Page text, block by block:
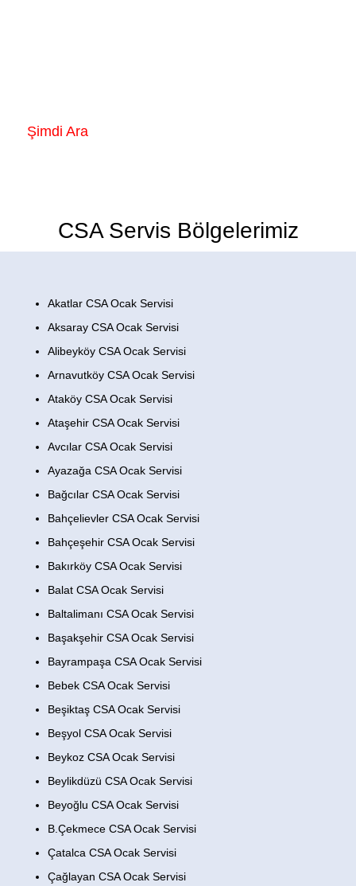
Şimdi Ara
CSA Servis Bölgelerimiz
Akatlar CSA Ocak Servisi
Aksaray CSA Ocak Servisi
Alibeyköy CSA Ocak Servisi
Arnavutköy CSA Ocak Servisi
Ataköy CSA Ocak Servisi
Ataşehir CSA Ocak Servisi
Avcılar CSA Ocak Servisi
Ayazağa CSA Ocak Servisi
Bağcılar CSA Ocak Servisi
Bahçelievler CSA Ocak Servisi
Bahçeşehir CSA Ocak Servisi
Bakırköy CSA Ocak Servisi
Balat CSA Ocak Servisi
Baltalimanı CSA Ocak Servisi
Başakşehir CSA Ocak Servisi
Bayrampaşa CSA Ocak Servisi
Bebek CSA Ocak Servisi
Beşiktaş CSA Ocak Servisi
Beşyol CSA Ocak Servisi
Beykoz CSA Ocak Servisi
Beylikdüzü CSA Ocak Servisi
Beyoğlu CSA Ocak Servisi
B.Çekmece CSA Ocak Servisi
Çatalca CSA Ocak Servisi
Çağlayan CSA Ocak Servisi